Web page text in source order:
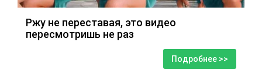
Ржу не переставая, это видео
пересмотришь не раз
Подробнее >>